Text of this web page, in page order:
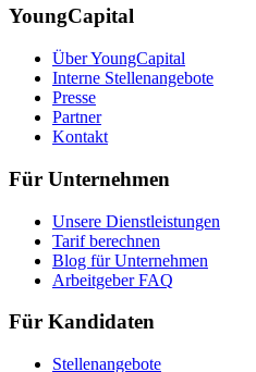
YoungCapital
Über YoungCapital
Interne Stellenangebote
Presse
Partner
Kontakt
Für Unternehmen
Unsere Dienstleistungen
Tarif berechnen
Blog für Unternehmen
Arbeitgeber FAQ
Für Kandidaten
Stellenangebote